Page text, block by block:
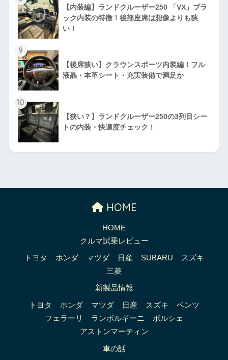
【内装編】ランドクルーザー250 「VX」ブラ
ック内装の特徴！後部座席は想像よりも狭
い！
9
【後席狭い】クラウンスポーツ内装編！フル
液晶・本革シート・充実装備で満足か
10
【狭い？】ランドクルーザー250の3列目シー
トの内装・快適度チェック！
HOME
HOME
クルマ試乗レビュー
トヨタ ホンダ マツダ 日産 SUBARU
スズキ
三菱
新製品情報
トヨタ ホンダ マツダ 日産 スズキ
ベンツ
フェラーリ
ランボルギーニ
ポルシェ
アストンマーティン
車の話